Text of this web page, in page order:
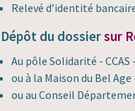
Relevé d’identité
Dépôt du dossiersur
Au pôle Solidarité - CCAS
ou à la Maison du Bel
ou au Conseil